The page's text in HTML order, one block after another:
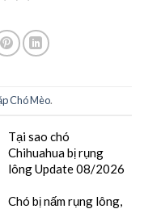
Chó Mèo.
Tại sao chó
Chihuahua bị rụng
lông Update 08/2026
Chó bị nấm rụng lông,